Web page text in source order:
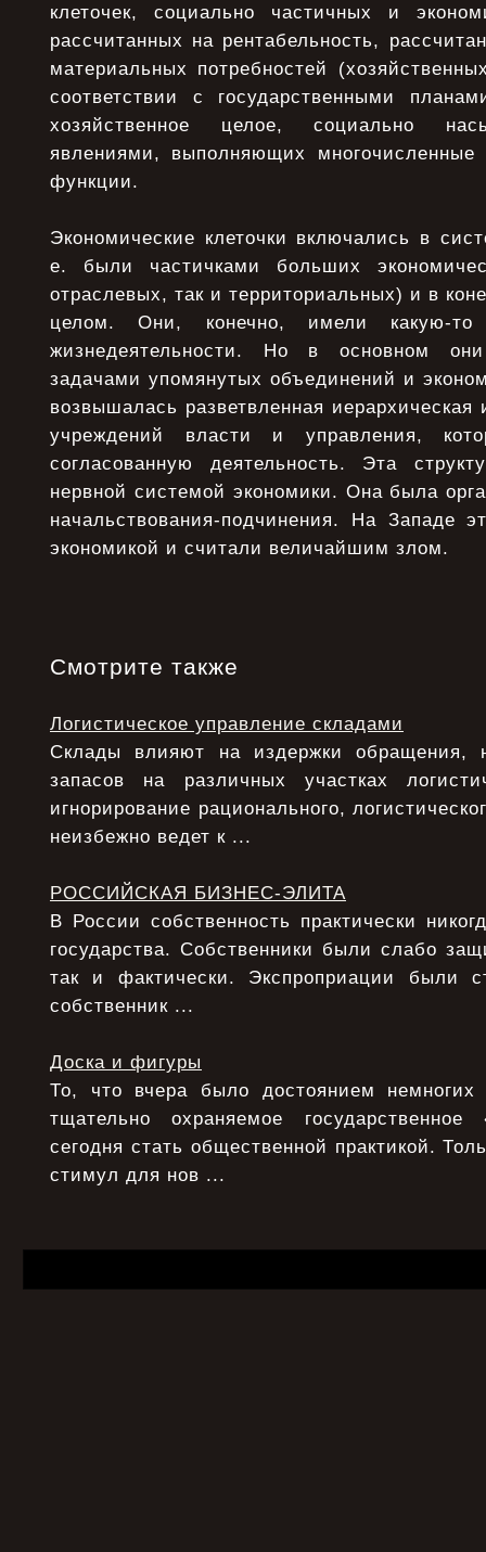
клеточек, социально частичных и
рассчитанных на рентабельность,
материальных потребностей
соответствии с государственными
хозяйственное целое, социально
явлениями, выполняющих многочисленные
функции.
Экономические клеточки включались в
е. были частичками больших
отраслевых, так и территориальных) и в
целом. Они, конечно, имели какую-
жизнедеятельности. Но в основном
задачами упомянутых объединений и
возвышалась разветвленная иерархическая
учреждений власти и управления,
согласованную деятельность. Эта
нервной системой экономики. Она была
начальствования-подчинения. На Западе
экономикой и считали величайшим злом.
Смотрите также
Логистическое управление складами
Склады влияют на издержки обращения,
запасов на различных участках
игнорирование рационального,
неизбежно ведет к ...
РОССИЙСКАЯ БИЗНЕС-ЭЛИТА
В России собственность практически
государства. Собственники были слабо
так и фактически. Экспроприации были
собственник ...
Доска и фигуры
То, что вчера было достоянием немногих
тщательно охраняемое
сегодня стать общественной практикой.
стимул для нов ...